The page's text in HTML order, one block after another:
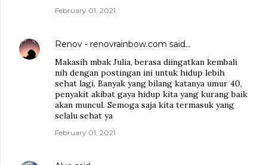
February 01, 2021
Renov - renovrainbow.com said…
Makasih mbak Julia, berasa diingatkan kembali
nih dengan postingan ini untuk hidup lebih
sehat lagi. Banyak yang bilang katanya umur 40,
penyakit akibat gaya hidup kita yang kurang baik
akan muncul. Semoga saja kita termasuk yang
selalu sehat ya
February 01, 2021